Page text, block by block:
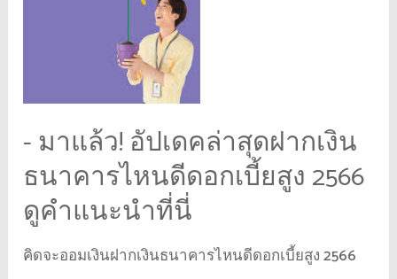
- มาแล้ว! อัปเดคล่าสุดฝากเงิน
ธนาคารไหนดีดอกเบี้ยสูง 2566
ดูคำแนะนำที่นี่
คิดจะออมเงินฝากเงินธนาคารไหนดีดอกเบี้ยสูง 2566